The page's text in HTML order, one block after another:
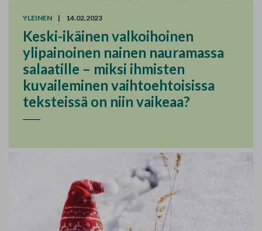
YLEINEN | 14.02.2023
Keski-ikäinen valkoihoinen
ylipainoinen nainen nauramassa
salaatille – miksi ihmisten
kuvaileminen vaihtoehtoisissa
teksteissä on niin vaikeaa?